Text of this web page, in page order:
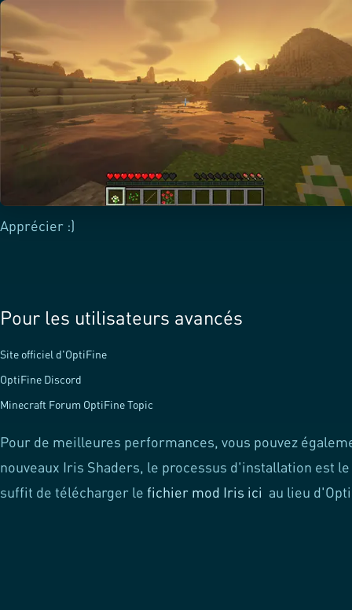
Apprécier :)
Pour les utilisateurs avancés
Site officiel d'OptiFine
OptiFine Discord
Minecraft Forum OptiFine Topic
Pour de meilleures performances, vous pouvez
nouveaux Iris Shaders, le processus d'installation est
suffit de télécharger le fichier mod Iris ici au lieu